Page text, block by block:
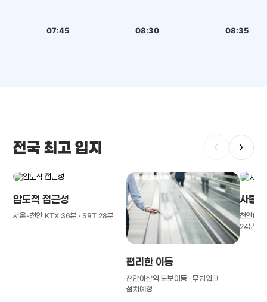
07:45 08:30 08:35
전국 최고 입지 ‹ ›
압도적 접근성
서울-천안 KTX 36분 · SRT 28분
편리한 이동
천안아산역 도보이동 · 무빙워크
설치예정
사통
천안IC(
24분